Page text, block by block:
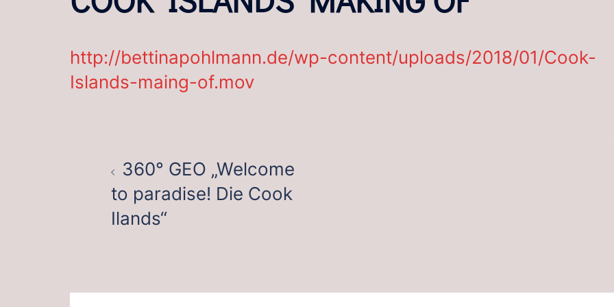
http://bettinapohlmann.de/wp-content/uploads/2018/01/Cook-
Islands-maing-of.mov
360° GEO „Welcome
to paradise! Die Cook
Ilands“